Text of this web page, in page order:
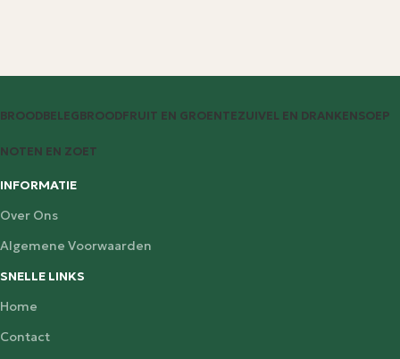
BROODBELEGBROODFRUIT EN GROENTEZUIVEL EN DRANKENSOEP
NOTEN EN ZOET
INFORMATIE
Over Ons
Algemene Voorwaarden
SNELLE LINKS
Home
Contact